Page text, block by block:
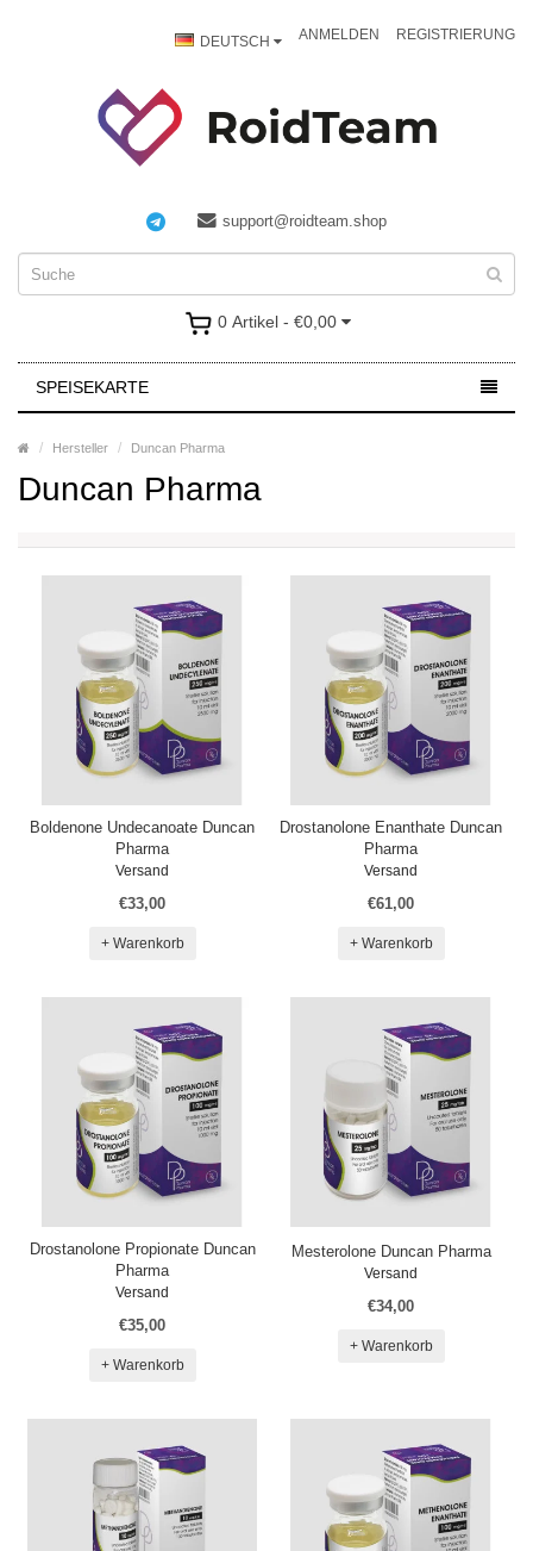
DEUTSCH ANMELDEN REGISTRIERUNG
support@roidteam.shop
0 Artikel - €0,00
SPEISEKARTE
Hersteller Duncan Pharma
Duncan Pharma
Boldenone Undecanoate Duncan
Pharma
Versand
€33,00
+ Warenkorb
Drostanolone Enanthate Duncan
Pharma
Versand
€61,00
+ Warenkorb
Drostanolone Propionate Duncan
Pharma
Versand
€35,00
+ Warenkorb
Mesterolone Duncan Pharma
Versand
€34,00
+ Warenkorb